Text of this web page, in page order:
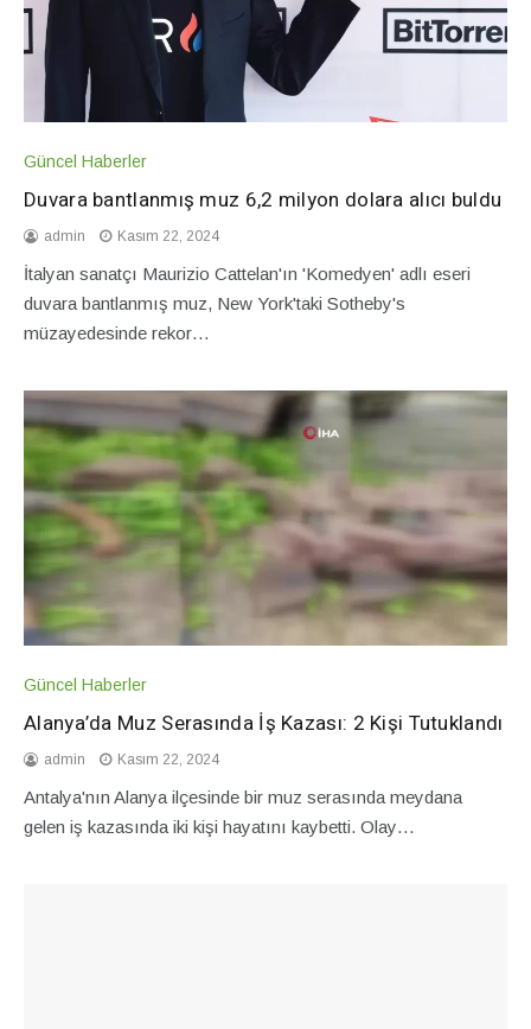
Güncel Haberler
Duvara bantlanmış muz 6,2 milyon dolara alıcı buldu
admin Kasım 22, 2024
İtalyan sanatçı Maurizio Cattelan'ın 'Komedyen' adlı eseri
duvara bantlanmış muz, New York'taki Sotheby's
müzayedesinde rekor…
Güncel Haberler
Alanya’da Muz Serasında İş Kazası: 2 Kişi Tutuklandı
admin Kasım 22, 2024
Antalya'nın Alanya ilçesinde bir muz serasında meydana
gelen iş kazasında iki kişi hayatını kaybetti. Olay…